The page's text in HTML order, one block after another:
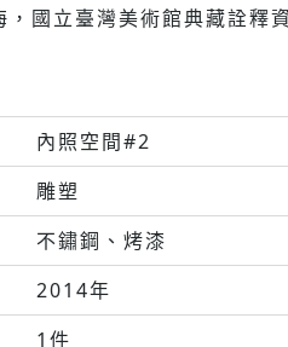
，國立臺灣美術館典藏詮釋
內照空間#2
雕塑
不鏽鋼、烤漆
2014年
1件